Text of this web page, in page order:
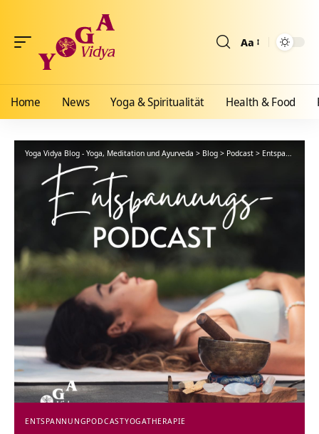
Aa
Home News Yoga & Spiritualität Health & Food
Yoga Vidya Blog - Yoga, Meditation und Ayurveda > Blog > Podcast > Entspannung
ENTSPANNUNGPODCASTYOGATHERAPIE